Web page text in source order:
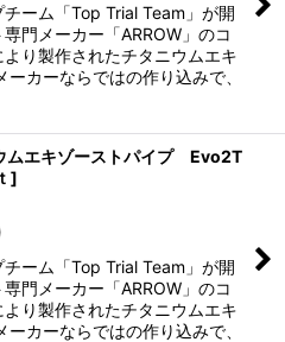
ーム「Top Trial Team」が開
門メーカー「ARROW」のコ
り製作されたチタニウムエキ
ーカーならではの作り込みで、
エキゾーストパイプ Evo2T
]
ーム「Top Trial Team」が開
門メーカー「ARROW」のコ
り製作されたチタニウムエキ
ーカーならではの作り込みで、